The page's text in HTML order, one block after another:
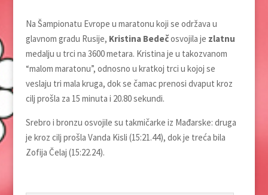
Na Šampionatu Evrope u maratonu koji se održava u
glavnom gradu Rusije, Kristina Bedečosvojila je zlatnu
medalju u trci na 3600 metara. Kristina je u takozvanom
“malom maratonu”, odnosno u kratkoj trci u kojoj se
veslaju tri mala kruga, dok se čamac prenosi dvaput kroz
cilj prošla za 15 minuta i 20.80 sekundi.
Srebro i bronzu osvojile su takmičarke iz Mađarske: druga
je kroz cilj prošla Vanda Kisli (15:21.44), dok je treća bila
Zofija Čelaj (15:22.24).